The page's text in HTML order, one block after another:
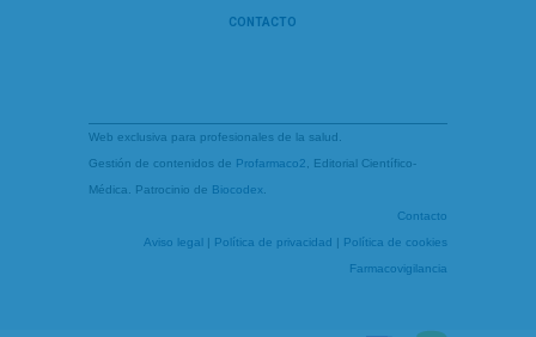
CONTACTO
Web exclusiva para profesionales de la salud.
Gestión de contenidos de Profarmaco2 , Editorial Científico-
Médica. Patrocinio de Biocodex
Contacto
Aviso legal | Política de privacidad | Política de cookies
Farmacovigilancia